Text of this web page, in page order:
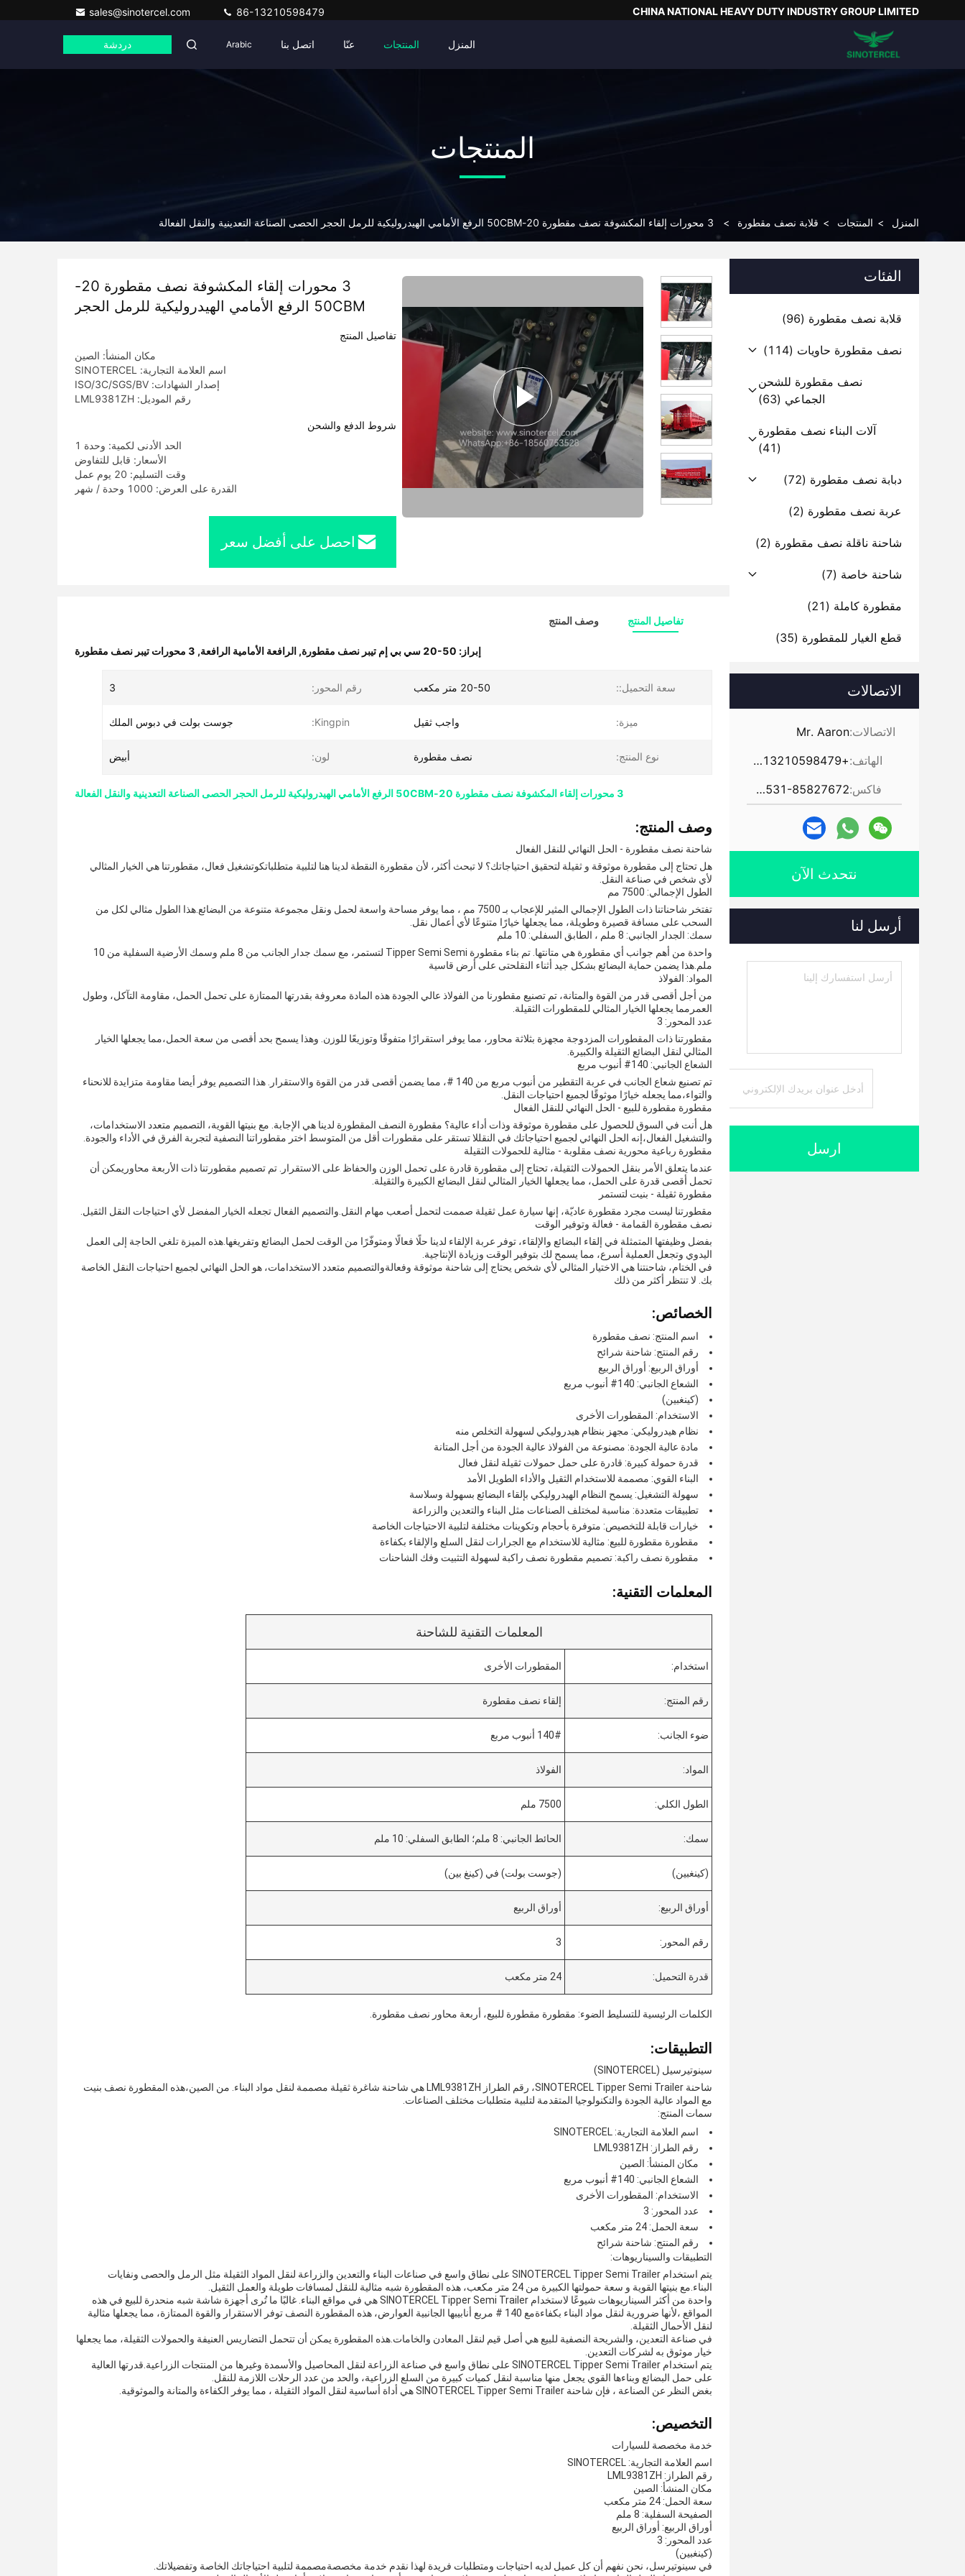
CHINA NATIONAL HEAVY DUTY INDUSTRY GROUP LIMITED
sales@sinotercel.com 86-13210598479
المنزل المنتجات عنّا اتصل بنا Arabic دردشة
المنتجات
المنزل > المنتجات > قلابة نصف مقطورة > 3 محورات إلقاء المكشوفة نصف مقطورة 20-50CBM الرفع الأمامي الهيدروليكية للرمل الحجر الحصى الصناعة التعدينية والنقل الفعالة
الفئات
قلابة نصف مقطورة (96)
نصف مقطورة حاويات (114)
نصف مقطورة للشحن
الجماعي (63)
آلات البناء نصف مقطورة
(41)
دبابة نصف مقطورة (72)
عربة نصف مقطورة (2)
شاحنة ناقلة نصف مقطورة (2)
شاحنة خاصة (7)
مقطورة كاملة (21)
قطع الغيار للمقطورة (35)
الاتصالات
الاتصالات:Mr. Aaron
الهاتف:
+86-13210598479
فاكس:
86-531-85827672
نتحدث الآن
أرسل لنا
ارسل
3 محورات إلقاء المكشوفة نصف مقطورة 20-
50CBM الرفع الأمامي الهيدروليكية للرمل الحجر
تفاصيل المنتج
مكان المنشأ: الصين
اسم العلامة التجارية: SINOTERCEL
إصدار الشهادات: ISO/3C/SGS/BV
رقم الموديل: LML9381ZH
شروط الدفع والشحن
الحد الأدنى لكمية: وحدة 1
الأسعار: قابل للتفاوض
وقت التسليم: 20 يوم عمل
القدرة على العرض: 1000 وحدة / شهر
احصل على أفضل سعر
تفاصيل المنتج وصف المنتج
إبراز: 20-50 سي بي إم تيبر نصف مقطورة , الرافعة الأمامية الرافعة, 3 محورات تيبر نصف مقطورة
سعة التحميل:: 20-50 متر مكعب رقم المحور: 3
ميزة: واجب ثقيل Kingpin: جوست بولت في دبوس الملك
نوع المنتج: نصف مقطورة لون: أبيض
3 محورات إلقاء المكشوفة نصف مقطورة 20-50CBM الرفع الأمامي الهيدروليكية للرمل الحجر الحصى الصناعة التعدينية والنقل الفعالة
وصف المنتج:
شاحنة نصف مقطورة - الحل النهائي للنقل الفعال
هل تحتاج إلى مقطورة موثوقة و ثقيلة لتحقيق احتياجاتك؟ لا تبحث أكثر، لأن مقطورة النقطة لدينا هنا لتلبية متطلباتكوتشغيل فعال، مقطورتنا هي الخيار المثالي
لأي شخص في صناعة النقل.
الطول الإجمالي: 7500 مم
تفتخر شاحناتنا ذات الطول الإجمالي المثير للإعجاب بـ 7500 مم ، مما يوفر مساحة واسعة لحمل ونقل مجموعة متنوعة من البضائع.هذا الطول مثالي لكل من
السحب على مسافة قصيرة وطويلة، مما يجعلها خيارًا متنوعًا لأي أعمال نقل.
سمك: الجدار الجانبي: 8 ملم ، الطابق السفلي: 10 ملم
واحدة من أهم جوانب أي مقطورة هي متانتها. تم بناء مقطورة Tipper Semi Semi لتستمر، مع سمك جدار الجانب من 8 ملم وسمك الأرضية السفلية من 10
ملم.هذا يضمن حماية البضائع بشكل جيد أثناء النقلحتى على أرض قاسية
المواد: الفولاذ
من أجل أقصى قدر من القوة والمتانة، تم تصنيع مقطورنا من الفولاذ عالي الجودة هذه المادة معروفة بقدرتها الممتازة على تحمل الحمل، مقاومة التآكل، وطول
العمرمما يجعلها الخيار المثالي للمقطورات الثقيلة.
عدد المحور: 3
مقطورتنا ذات المقطورات المزدوجة مجهزة بثلاثة محاور، مما يوفر استقرارًا متفوقًا وتوزيعًا للوزن. وهذا يسمح بحد أقصى من سعة الحمل،مما يجعلها الخيار
المثالي لنقل البضائع الثقيلة والكبيرة.
الشعاع الجانبي: 140# أنبوب مربع
تم تصنيع شعاع الجانب في عربة التقطير من أنبوب مربع من 140 #، مما يضمن أقصى قدر من القوة والاستقرار. هذا التصميم يوفر أيضا مقاومة متزايدة للانحناء
والتواء،مما يجعله خيارًا موثوقًا لجميع احتياجات النقل.
مقطورة مقطورة للبيع - الحل النهائي للنقل الفعال
هل أنت في السوق للحصول على مقطورة موثوقة وذات أداء عالية؟ مقطورة النصف المقطورة لدينا هي الإجابة. مع بنيتها القوية، التصميم متعدد الاستخدامات،
والتشغيل الفعال،إنه الحل النهائي لجميع احتياجاتك في النقللا تستقر على مقطورات أقل من المتوسط اختر مقطوراتنا النصفية لتجربة الفرق في الأداء والجودة.
مقطورة رباعية محورية نصف مقلوبة - مثالية للحمولات الثقيلة
عندما يتعلق الأمر بنقل الحمولات الثقيلة، تحتاج إلى مقطورة قادرة على تحمل الوزن والحفاظ على الاستقرار. تم تصميم مقطورتنا ذات الأربعة محاوريمكن أن
تحمل أقصى قدرة على الحمل، مما يجعلها الخيار المثالي لنقل البضائع الكبيرة والثقيلة.
مقطورة ثقيلة - بنيت لتستمر
مقطورتنا ليست مجرد مقطورة عاديّة، إنها سيارة عمل ثقيلة صممت لتحمل أصعب مهام النقل.والتصميم الفعال تجعله الخيار المفضل لأي احتياجات النقل الثقيل.
نصف مقطورة القمامة - فعالة وتوفير الوقت
بفضل وظيفتها المتمثلة في إلقاء البضائع والإلقاء، توفر عربة الإلقاء لدينا حلًا فعالًا ومتوفّرًا من الوقت لحمل البضائع وتفريغها.هذه الميزة تلغي الحاجة إلى العمل
اليدوي وتجعل العملية أسرع، مما يسمح لك بتوفير الوقت وزيادة الإنتاجية.
في الختام، شاحنتنا هي الاختيار المثالي لأي شخص يحتاج إلى شاحنة موثوقة وفعالةوالتصميم متعدد الاستخدامات، هو الحل النهائي لجميع احتياجات النقل الخاصة
بك. لا تنتظر أكثر من ذلك
الخصائص:
اسم المنتج: نصف مقطورة
رقم المنتج: شاحنة شرائح
أوراق الربيع: أوراق الربيع
الشعاع الجانبي: 140# أنبوب مربع
(كينغبين)
الاستخدام: المقطورات الأخرى
نظام هيدروليكي: مجهز بنظام هيدروليكي لسهولة التخلص منه
مادة عالية الجودة: مصنوعة من الفولاذ عالية الجودة من أجل المتانة
قدرة حمولة كبيرة: قادرة على حمل حمولات ثقيلة لنقل فعال
البناء القوي: مصممة للاستخدام الثقيل والأداء الطويل الأمد
سهولة التشغيل: يسمح النظام الهيدروليكي بإلقاء البضائع بسهولة وسلاسة
تطبيقات متعددة: مناسبة لمختلف الصناعات مثل البناء والتعدين والزراعة
خيارات قابلة للتخصيص: متوفرة بأحجام وتكوينات مختلفة لتلبية الاحتياجات الخاصة
مقطورة مقطورة للبيع: مثالية للاستخدام مع الجرارات لنقل السلع والإلقاء بكفاءة
مقطورة نصف راكبة: تصميم مقطورة نصف راكبة لسهولة التثبيت وفك الشاحنات
المعلمات التقنية:
المعلمات التقنية للشاحنة
استخدام: المقطورات الأخرى
رقم المنتج: إلقاء نصف مقطورة
ضوء الجانب: 140# أنبوب مربع
المواد: الفولاذ
الطول الكلي: 7500 ملم
سمك: الحائط الجانبي: 8 ملم؛ الطابق السفلي: 10 ملم
(كينغبين) (جوست بولت) في (كينغ بين)
أوراق الربيع: أوراق الربيع
رقم المحور: 3
قدرة التحميل: 24 متر مكعب
الكلمات الرئيسية للتسليط الضوء: مقطورة مقطورة للبيع، أربعة محاور نصف مقطورة.
التطبيقات:
سينوتيرسيل (SINOTERCEL)
شاحنة SINOTERCEL Tipper Semi Trailer، رقم الطراز LML9381ZH هي شاحنة شاغرة ثقيلة مصممة لنقل مواد البناء. من الصين،هذه المقطورة نصف بنيت
مع المواد عالية الجودة والتكنولوجيا المتقدمة لتلبية متطلبات مختلف الصناعات.
سمات المنتج:
اسم العلامة التجارية: SINOTERCEL
رقم الطراز: LML9381ZH
مكان المنشأ: الصين
الشعاع الجانبي: 140# أنبوب مربع
الاستخدام: المقطورات الأخرى
عدد المحور: 3
سعة الحمل: 24 متر مكعب
رقم المنتج: شاحنة شرائح
التطبيقات والسيناريوهات:
يتم استخدام SINOTERCEL Tipper Semi Trailer على نطاق واسع في صناعات البناء والتعدين والزراعة لنقل المواد الثقيلة مثل الرمل والحصى ونفايات
البناء.مع بنيتها القوية و سعة حمولتها الكبيرة من 24 متر مكعب، هذه المقطورة شبه مثالية للنقل لمسافات طويلة والعمل الثقيل.
واحدة من أكثر السيناريوهات شيوعًا لاستخدام SINOTERCEL Tipper Semi Trailer هي في مواقع البناء. غالبًا ما تُرى أجهزة شاشة شبه منحدرة للبيع في هذه
المواقع ،لأنها ضرورية لنقل مواد البناء بكفاءةمع 140 # مربع أنابيبها الجانبية العوارض، هذه المقطورة النصف توفر الاستقرار والقوة الممتازة، مما يجعلها مثالية
لنقل الأحمال الثقيلة.
في صناعة التعدين، والشريحة النصفية للبيع هي أصل قيم لنقل المعادن والخامات.هذه المقطورة يمكن أن تتحمل التضاريس العنيفة والحمولات الثقيلة، مما يجعلها
خيار موثوق به لشركات التعدين.
يتم استخدام SINOTERCEL Tipper Semi Trailer على نطاق واسع في صناعة الزراعة لنقل المحاصيل والأسمدة وغيرها من المنتجات الزراعية.قدرتها العالية
على حمل البضائع وبناءها القوي يجعل منها مناسبة لنقل كميات كبيرة من السلع الزراعية، والحد من عدد الرحلات اللازمة للنقل.
بغض النظر عن الصناعة ، فإن شاحنة SINOTERCEL Tipper Semi Trailer هي أداة أساسية لنقل المواد الثقيلة ، مما يوفر الكفاءة والمتانة والموثوقية.
التخصيص:
خدمة مخصصة للسيارات
اسم العلامة التجارية: SINOTERCEL
رقم الطراز: LML9381ZH
مكان المنشأ: الصين
سعة الحمل: 24 متر مكعب
الصفيحة السفلية: 8 ملم
أوراق الربيع: أوراق الربيع
عدد المحور: 3
(كينغبين)
في سينوتيرسل، نحن نفهم أن كل عميل لديه احتياجات ومتطلبات فريدة لهذا نقدم خدمة مخصصةمصممة لتلبية احتياجاتك الخاصة وتفضيلاتك.